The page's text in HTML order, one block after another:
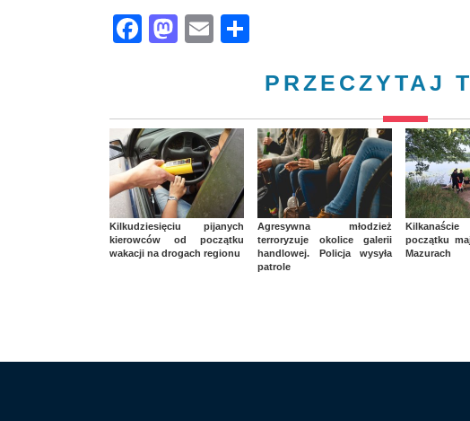
Facebook
Mastodon
Email
PRZECZYTAJ
Kilkudziesięciu pijanych
kierowców od początku
wakacji na drogach regionu
Agresywna młodzież
terroryzuje okolice galerii
handlowej. Policja wysyła
patrole
początku
Mazurach